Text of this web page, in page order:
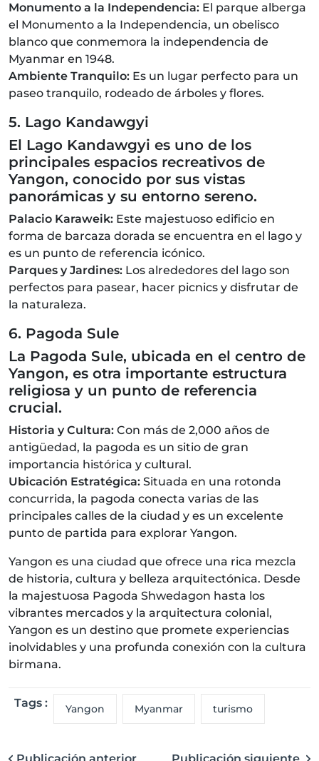
Monumento a la Independencia: El parque alberga
el Monumento a la Independencia, un obelisco
blanco que conmemora la independencia de
Myanmar en 1948.
Ambiente Tranquilo: Es un lugar perfecto para un
paseo tranquilo, rodeado de árboles y flores.
5. Lago Kandawgyi
El Lago Kandawgyi es uno de los
principales espacios recreativos de
Yangon, conocido por sus vistas
panorámicas y su entorno sereno.
Palacio Karaweik: Este majestuoso edificio en
forma de barcaza dorada se encuentra en el lago y
es un punto de referencia icónico.
Parques y Jardines: Los alrededores del lago son
perfectos para pasear, hacer picnics y disfrutar de
la naturaleza.
6. Pagoda Sule
La Pagoda Sule, ubicada en el centro de
Yangon, es otra importante estructura
religiosa y un punto de referencia
crucial.
Historia y Cultura: Con más de 2,000 años de
antigüedad, la pagoda es un sitio de gran
importancia histórica y cultural.
Ubicación Estratégica: Situada en una rotonda
concurrida, la pagoda conecta varias de las
principales calles de la ciudad y es un excelente
punto de partida para explorar Yangon.
Yangon es una ciudad que ofrece una rica mezcla
de historia, cultura y belleza arquitectónica. Desde
la majestuosa Pagoda Shwedagon hasta los
vibrantes mercados y la arquitectura colonial,
Yangon es un destino que promete experiencias
inolvidables y una profunda conexión con la cultura
birmana.
Tags : Yangon Myanmar turismo